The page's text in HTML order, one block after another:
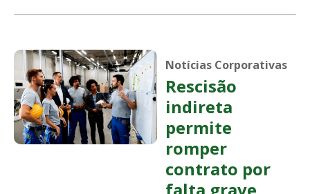
Notícias Corporativas
Rescisão
indireta
permite
romper
contrato por